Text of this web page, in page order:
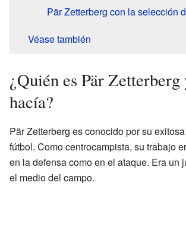
Pär Zetterberg con la selección
Véase también
¿Quién es Pär Zetterberg
hacía?
Pär Zetterberg es conocido por su
fútbol. Como centrocampista, su trabajo
en la defensa como en el ataque. Era un
el medio del campo.